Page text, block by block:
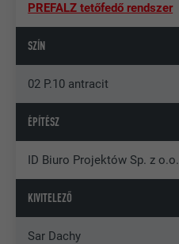
PREFALZ tetőfedő rendszer
SZÍN
02 P.10 antracit
ÉPÍTÉSZ
ID Biuro Projektów Sp. z o.o.
KIVITELEZŐ
Sar Dachy